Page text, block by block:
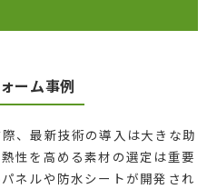
ーム事例
、最新技術の導入は大きな助
性を高める素材の選定は重要
ネルや防水シートが開発され